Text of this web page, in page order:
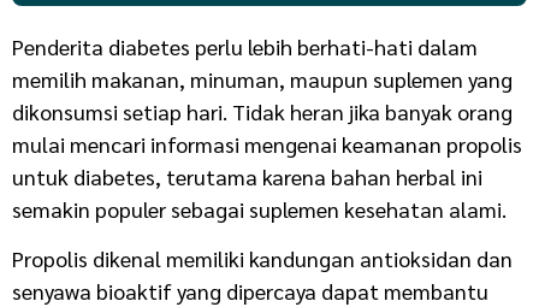
Penderita diabetes perlu lebih berhati-hati dalam
memilih makanan, minuman, maupun suplemen yang
dikonsumsi setiap hari. Tidak heran jika banyak orang
mulai mencari informasi mengenai keamanan propolis
untuk diabetes, terutama karena bahan herbal ini
semakin populer sebagai suplemen kesehatan alami.
Propolis dikenal memiliki kandungan antioksidan dan
senyawa bioaktif yang dipercaya dapat membantu